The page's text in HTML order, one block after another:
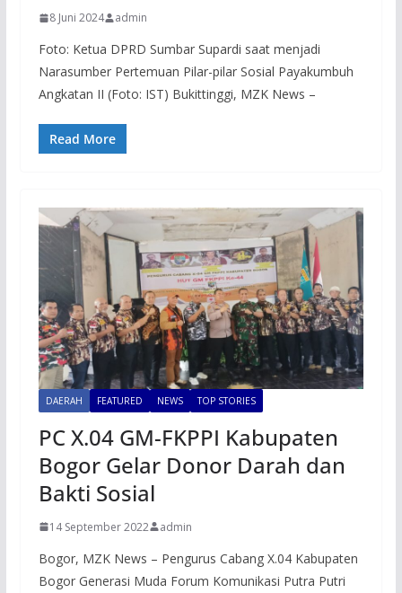
8 Juni 2024 admin
Foto: Ketua DPRD Sumbar Supardi saat menjadi
Narasumber Pertemuan Pilar-pilar Sosial Payakumbuh
Angkatan II (Foto: IST) Bukittinggi, MZK News –
Read More
DAERAH FEATURED NEWS TOP STORIES
PC X.04 GM-FKPPI Kabupaten
Bogor Gelar Donor Darah dan
Bakti Sosial
14 September 2022 admin
Bogor, MZK News – Pengurus Cabang X.04 Kabupaten
Bogor Generasi Muda Forum Komunikasi Putra Putri